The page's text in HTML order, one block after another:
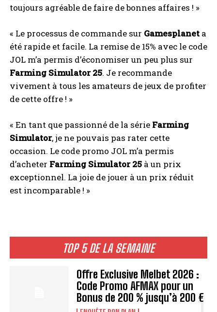
TOP 5 DE LA SEMAINE
Offre Exclusive Melbet 2026 :
Code Promo AFMAX pour un
Bonus de 200 % jusqu’à 200 €
toujours agréable de faire de bonnes affaires ! »
« Le processus de commande sur Gamesplanet a
été rapide et facile. La remise de 15% avec le code
JOL m’a permis d’économiser un peu plus sur
Farming Simulator 25. Je recommande
vivement à tous les amateurs de jeux de profiter
de cette offre ! »
« En tant que passionné de la série Farming
Simulator, je ne pouvais pas rater cette
occasion. Le code promo JOL m’a permis
d’acheter Farming Simulator 25 à un prix
exceptionnel. La joie de jouer à un prix réduit
est incomparable ! »